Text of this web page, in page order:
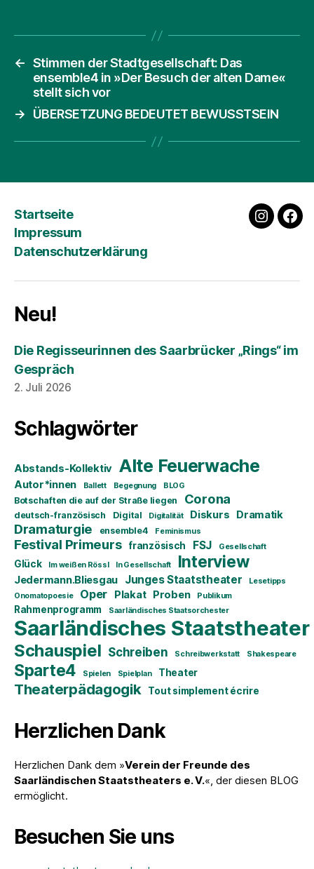
← Stimmen der Stadtgesellschaft: Das
ensemble4 in »Der Besuch der alten Dame«
stellt sich vor
→
ÜBERSETZUNG BEDEUTET BEWUSSTSEIN
Startseite
Impressum
Datenschutzerklärung
Neu!
Die Regisseurinnen des Saarbrücker „Rings“ im
Gespräch
2. Juli 2026
Schlagwörter
Abstands-Kollektiv Alte Feuerwache
Autor*innen Ballett Begegnung BLOG
Botschaften die auf der Straße liegen Corona
deutsch-französisch Digital Digitalität Diskurs Dramatik
Dramaturgie ensemble4 Feminismus
Festival Primeurs französisch FSJ Gesellschaft
Glück Im weißen Rössl In Gesellschaft Interview
Jedermann.Bliesgau Junges Staatstheater
Lesetipps
Onomatopoesie
Oper Plakat Proben Publikum
Rahmenprogramm Saarländisches Staatsorchester
Saarländisches Staatstheater
Schauspiel Schreiben Schreibwerkstatt Shakespeare
Sparte4 Spielen Spielplan Theater
Theaterpädagogik Tout simplement écrire
Herzlichen Dank
Herzlichen Dank dem »Verein der Freunde des
Saarländischen Staatstheaters e. V.«, der diesen BLOG
ermöglicht.
Besuchen Sie uns